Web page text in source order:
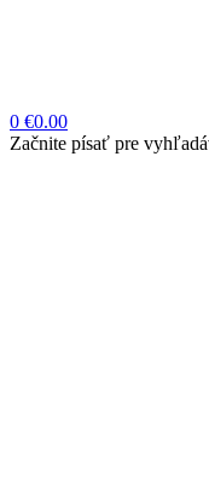
0 €0.00
Začnite písať pre